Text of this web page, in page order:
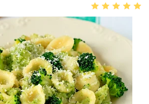
2 3 4